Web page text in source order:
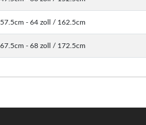
- 64 zoll / 162.5cm
- 68 zoll / 172.5cm